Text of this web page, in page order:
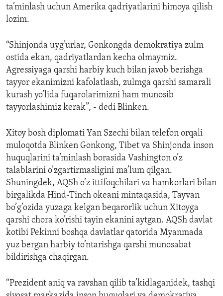
ta’minlash uchun Amerika qadriyatlarini himoya qilish
lozim.
“Shinjonda uyg’urlar, Gonkongda demokratiya zulm
ostida ekan, qadriyatlardan kecha olmaymiz.
Agressiyaga qarshi harbiy kuch bilan javob berishga
tayyor ekanimizni kafolatlash, zulmga qarshi samarali
kurash yo’lida fuqarolarimizni ham munosib
tayyorlashimiz kerak”, - dedi Blinken.
Xitoy bosh diplomati Yan Szechi bilan telefon orqali
muloqotda Blinken Gonkong, Tibet va Shinjonda inson
huquqlarini ta’minlash borasida Vashington o’z
talablarini o’zgartirmasligini ma’lum qilgan.
Shuningdek, AQSh o’z ittifoqchilari va hamkorlari bilan
birgalikda Hind-Tinch okeani mintaqasida, Tayvan
bo’g’ozida yuzaga kelgan beqarorlik uchun Xitoyga
qarshi chora ko’rishi tayin ekanini aytgan. AQSh davlat
kotibi Pekinni boshqa davlatlar qatorida Myanmada
yuz bergan harbiy to’ntarishga qarshi munosabat
bildirishga chaqirgan.
“Prezident aniq va ravshan qilib ta’kidlaganidek, tashqi